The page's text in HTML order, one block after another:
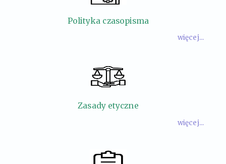
Polityka czasopisma
więcej...
Zasady etyczne
więcej...